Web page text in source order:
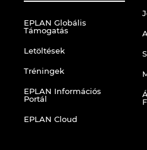
EPLAN Globális
Támogatás
Letöltések
Tréningek
EPLAN Információs
Portál
EPLAN Cloud
Luxembourg
Malaysia
Netherlands